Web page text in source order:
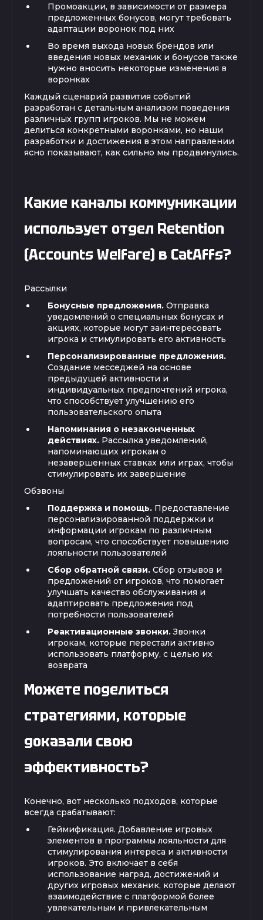
Промоакции, в зависимости от размера
предложенных бонусов, могут требовать
адаптации воронок под них
Во время выхода новых брендов или
введения новых механик и бонусов также
нужно вносить некоторые изменения в
воронках
Каждый сценарий развития событий
разработан с детальным анализом поведения
различных групп игроков. Мы не можем
делиться конкретными воронками, но наши
разработки и достижения в этом направлении
ясно показывают, как сильно мы продвинулись.
Какие каналы коммуникации
использует отдел Retention
(Accounts Welfare) в CatAffs?
Рассылки
Бонусные предложения. Отправка
уведомлений о специальных бонусах и
акциях, которые могут заинтересовать
игрока и стимулировать его активность
Персонализированные предложения.
Создание месседжей на основе
предыдущей активности и
индивидуальных предпочтений игрока,
что способствует улучшению его
пользовательского опыта
Напоминания о незаконченных
действиях. Рассылка уведомлений,
напоминающих игрокам о
незавершенных ставках или играх, чтобы
стимулировать их завершение
Обзвоны
Поддержка и помощь. Предоставление
персонализированной поддержки и
информации игрокам по различным
вопросам, что способствует повышению
лояльности пользователей
Сбор обратной связи. Сбор отзывов и
предложений от игроков, что помогает
улучшать качество обслуживания и
адаптировать предложения под
потребности пользователей
Реактивационные звонки. Звонки
игрокам, которые перестали активно
использовать платформу, с целью их
возврата
Можете поделиться
стратегиями, которые
доказали свою
эффективность?
Конечно, вот несколько подходов, которые
всегда срабатывают:
Геймификация. Добавление игровых
элементов в программы лояльности для
стимулирования интереса и активности
игроков. Это включает в себя
использование наград, достижений и
других игровых механик, которые делают
взаимодействие с платформой более
увлекательным и привлекательным